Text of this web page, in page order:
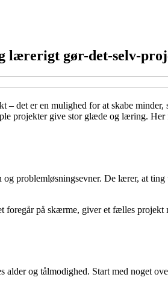
lærerigt gør-det-selv-
det er en mulighed for at skabe
projekter give stor glæde og læring.
problemløsningsevner. De lærer, at
på skærme, giver et fælles
og tålmodighed. Start med noget